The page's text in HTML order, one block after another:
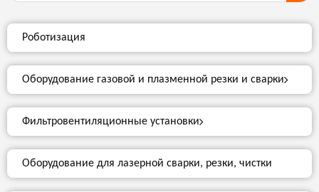
Роботизация
Оборудование газовой и плазменной резки и сварки
Фильтровентиляционные установки
Оборудование для лазерной сварки, резки, чистки